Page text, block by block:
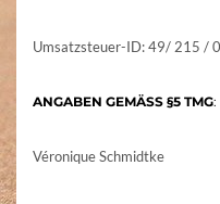
Umsatzsteuer-ID: 49/ 215 /
ANGABEN GEMÄSS §5 TMG :
Véronique Schmidtke